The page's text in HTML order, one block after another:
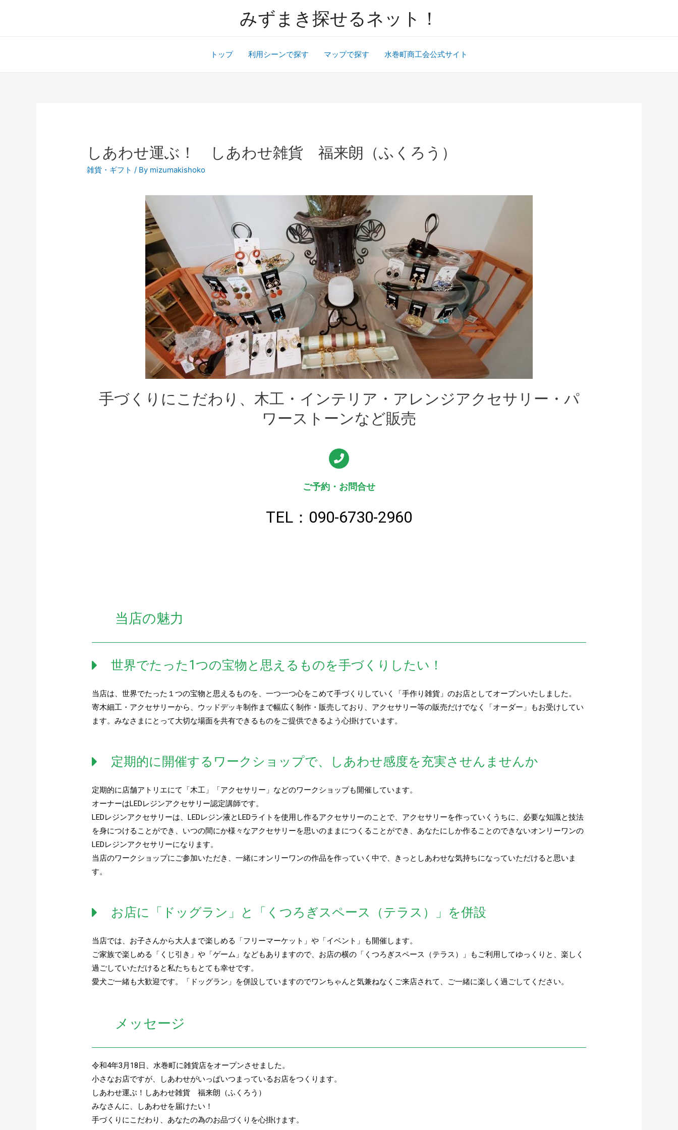
みずまき探せるネット！
トップ 利用シーンで探す マップで探す 水巻町商工会公式サイト
しあわせ運ぶ！ しあわせ雑貨 福来朗（ふくろう）
雑貨・ギフト / By mizumakishoko
手づくりにこだわり、木工・インテリア・アレンジアクセサリー・パ
ワーストーンなど販売
ご予約・お問合せ
TEL：090-6730-2960
当店の魅力
世界でたった1つの宝物と思えるものを手づくりしたい！
当店は、世界でたった１つの宝物と思えるものを、一つ一つ心をこめて手づくりしていく「手作り雑貨」のお店としてオープンいたしました。
寄木細工・アクセサリーから、ウッドデッキ制作まで幅広く制作・販売しており、アクセサリー等の販売だけでなく「オーダー」もお受けしてい
ます。みなさまにとって大切な場面を共有できるものをご提供できるよう心掛けています。
定期的に開催するワークショップで、しあわせ感度を充実させんませんか
定期的に店舗アトリエにて「木工」「アクセサリー」などのワークショップも開催しています。
オーナーはLEDレジンアクセサリー認定講師です。
LEDレジンアクセサリーは、LEDレジン液とLEDライトを使用し作るアクセサリーのことで、アクセサリーを作っていくうちに、必要な知識と技法
を身につけることができ、いつの間にか様々なアクセサリーを思いのままにつくることができ、あなたにしか作ることのできないオンリーワンの
LEDレジンアクセサリーになります。
当店のワークショップにご参加いただき、一緒にオンリーワンの作品を作っていく中で、きっとしあわせな気持ちになっていただけると思いま
す。
お店に「ドッグラン」と「くつろぎスペース（テラス）」を併設
当店では、お子さんから大人まで楽しめる「フリーマーケット」や「イベント」も開催します。
ご家族で楽しめる「くじ引き」や「ゲーム」などもありますので、お店の横の「くつろぎスペース（テラス）」もご利用してゆっくりと、楽しく
過ごしていただけると私たちもとても幸せです。
愛犬ご一緒も大歓迎です。「ドッグラン」を併設していますのでワンちゃんと気兼ねなくご来店されて、ご一緒に楽しく過ごしてください。
メッセージ
令和4年3月18日、水巻町に雑貨店をオープンさせました。
小さなお店ですが、しあわせがいっぱいつまっているお店をつくります。
しあわせ運ぶ！しあわせ雑貨 福来朗（ふくろう）
みなさんに、しあわせを届けたい！
手づくりにこだわり、あなたの為のお品づくりを心掛けます。